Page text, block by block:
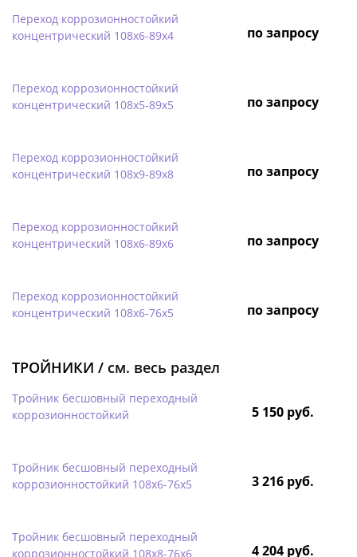
Переход коррозионностойкий
концентрический 108х6-89х4
по запросу
Переход коррозионностойкий
концентрический 108х5-89х5
по запросу
Переход коррозионностойкий
концентрический 108х9-89х8
по запросу
Переход коррозионностойкий
концентрический 108х6-89х6
по запросу
Переход коррозионностойкий
концентрический 108х6-76х5
по запросу
ТРОЙНИКИ / см. весь раздел
Тройник бесшовный переходный
коррозионностойкий
5 150 руб.
Тройник бесшовный переходный
коррозионностойкий 108х6-76х5
3 216 руб.
Тройник бесшовный переходный
коррозионностойкий 108х8-76х6
4 204 руб.